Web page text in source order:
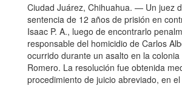
Ciudad Juárez, Chihuahua. — Un juez
sentencia de 12 años de prisión en
Isaac P. A., luego de encontrarlo
responsable del homicidio de Carlos
ocurrido durante un asalto en la colonia
Romero. La resolución fue obtenida
procedimiento de juicio abreviado, en